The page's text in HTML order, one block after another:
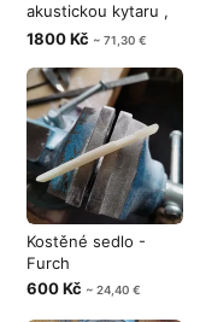
akustickou kytaru ,
NUT, sed
1800 Kč ~ 71,30 €
Kostěné sedlo -
Furch
600 Kč ~ 24,40 €